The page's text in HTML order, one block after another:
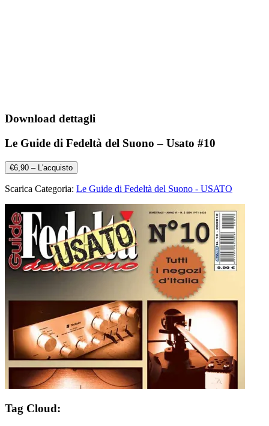
Download dettagli
Le Guide di Fedeltà del Suono – Usato #10
€6,90 – L'acquisto
Scarica Categoria: Le Guide di Fedeltà del Suono - USATO
Tag Cloud: